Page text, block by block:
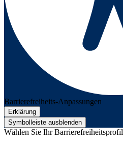
Barrierefreiheits-Anpassungen
Erklärung
Symbolleiste ausblenden
Wählen Sie Ihr Barrierefreiheitsprofil